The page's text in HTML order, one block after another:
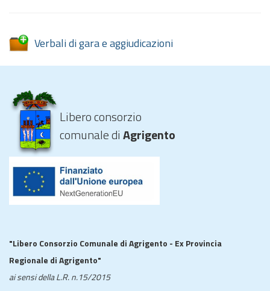
Verbali di gara e aggiudicazioni
Libero consorzio
comunale diAgrigento
"Libero Consorzio Comunale di Agrigento - Ex Provincia
Regionale di Agrigento"
ai sensi della L.R. n.15/2015